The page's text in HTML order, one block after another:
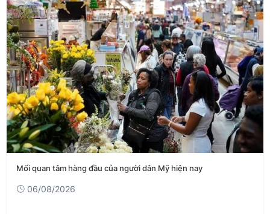
Mối quan tâm hàng đầu của người dân Mỹ hiện nay
06/08/2026